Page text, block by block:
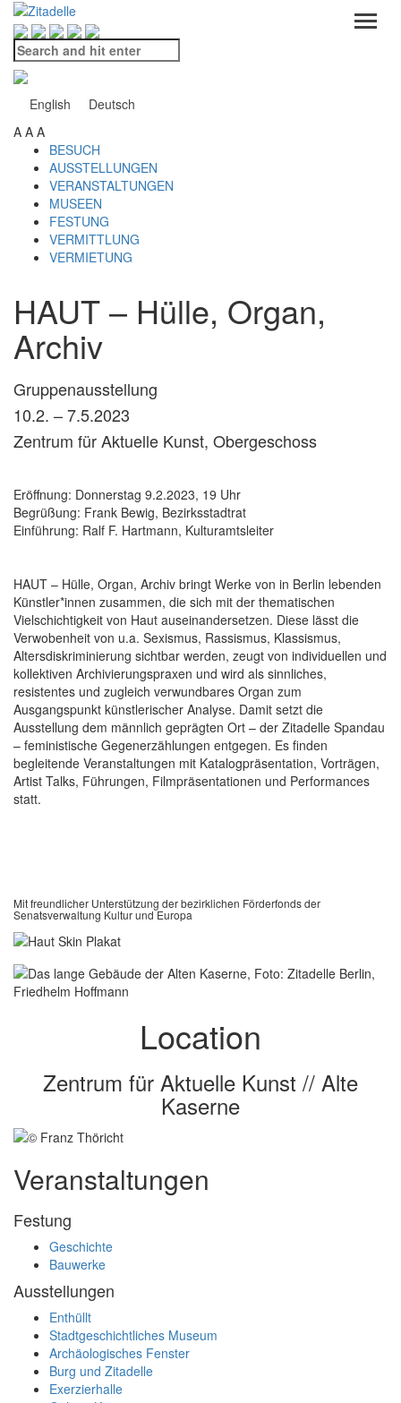
Search
and
hit
enter
English
Deutsch
A A A
BESUCH
AUSSTELLUNGEN
VERANSTALTUNGEN
MUSEEN
FESTUNG
VERMITTLUNG
VERMIETUNG
HAUT – Hülle, Organ,
Archiv
Gruppenausstellung
10.2. – 7.5.2023
Zentrum für Aktuelle Kunst, Obergeschoss
Eröffnung: Donnerstag 9.2.2023, 19 Uhr
Begrüßung: Frank Bewig, Bezirksstadtrat
Einführung: Ralf F. Hartmann, Kulturamtsleiter
HAUT – Hülle, Organ, Archiv bringt Werke von in Berlin lebenden
Künstler*innen zusammen, die sich mit der thematischen
Vielschichtigkeit von Haut auseinandersetzen. Diese lässt die
Verwobenheit von u.a. Sexismus, Rassismus, Klassismus,
Altersdiskriminierung sichtbar werden, zeugt von individuellen und
kollektiven Archivierungspraxen und wird als sinnliches,
resistentes und zugleich verwundbares Organ zum
Ausgangspunkt künstlerischer Analyse. Damit setzt die
Ausstellung dem männlich geprägten Ort – der Zitadelle Spandau
– feministische Gegenerzählungen entgegen. Es finden
begleitende Veranstaltungen mit Katalogpräsentation, Vorträgen,
Artist Talks, Führungen, Filmpräsentationen und Performances
statt.
Mit freundlicher Unterstützung der bezirklichen Förderfonds der
Senatsverwaltung Kultur und Europa
Location
Zentrum für Aktuelle Kunst // Alte
Kaserne
Veranstaltungen
Festung
Geschichte
Bauwerke
Ausstellungen
Enthüllt
Stadtgeschichtliches Museum
Archäologisches Fenster
Burg und Zitadelle
Exerzierhalle